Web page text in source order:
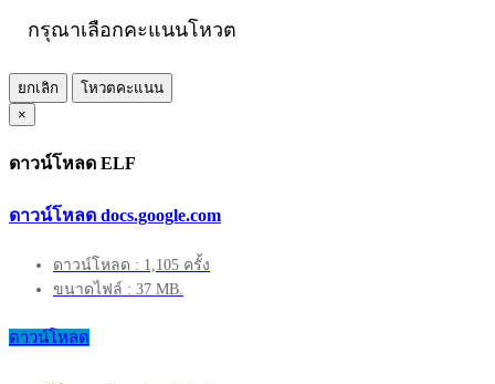
กรุณาเลือกคะแนนโหวต
ยกเลิก
โหวตคะแนน
×
ดาวน์โหลด ELF
ดาวน์โหลด docs.google.com
ดาวน์โหลด : 1,105 ครั้ง
ขนาดไฟล์ : 37 MB.
ดาวน์โหลด